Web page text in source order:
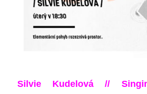
Silvie Kudelová //